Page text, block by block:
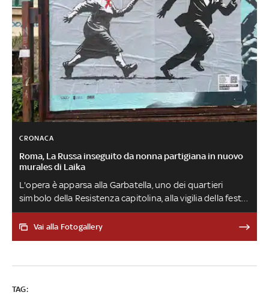
CRONACA
Roma, La Russa inseguito da nonna partigiana in nuovo
murales di Laika
L'opera è apparsa alla Garbatella, uno dei quartieri
simbolo della Resistenza capitolina, alla vigilia della festa
della Liberazione del 25 aprile. 'La storia non si riscrive. La
memoria va preservata, protetta', ha spiegato l'artista
Vai alla Fotogallery
TAG: